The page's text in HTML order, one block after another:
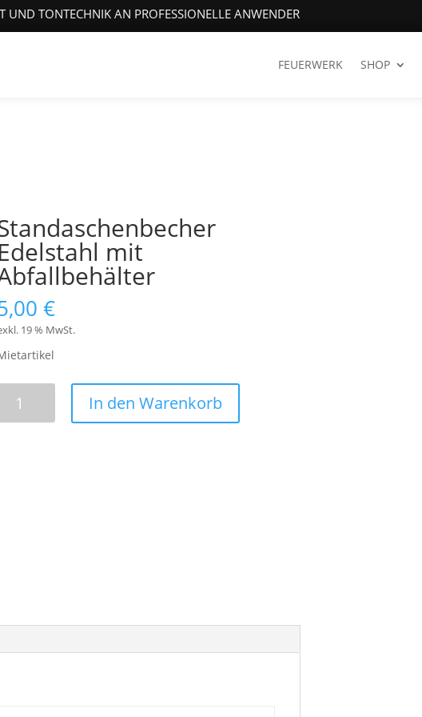
UND TONTECHNIK AN PROFESSIONELLE ANWENDER
FEUERWERK SHOP
Edelstahl mit
€
19 % MwSt.
Edelstahl
In den Warenkorb